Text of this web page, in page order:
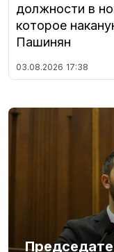
должности в
которое
Пашинян
03.08.2026 17:38